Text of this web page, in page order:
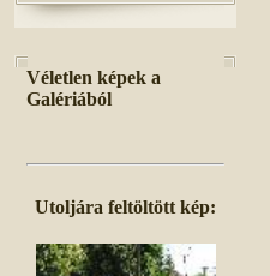
Véletlen képek a
Galériából
Utoljára feltöltött kép: